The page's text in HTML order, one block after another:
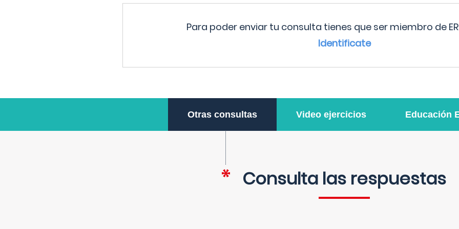
Para poder enviar tu consulta tienes que ser miembro de
Identificate
Otras consultas Video ejercicios Educación
Consulta las respuestas